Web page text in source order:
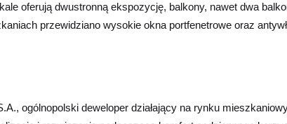
oferują dwustronną ekspozycję, balkony, nawet dwa
przewidziano wysokie okna portfenetrowe oraz
ogólnopolski deweloper działający na rynku